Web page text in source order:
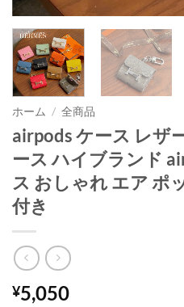
ホーム / 全商品
airpods ケース レザ
ース ハイブランド
ス おしゃれ エア ポ
付き
¥5,050